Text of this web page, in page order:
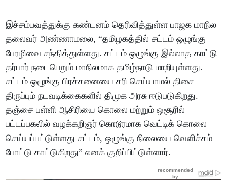
இச்சம்பவத்துக்கு கண்டனம் தெரிவித்துள்ள பாஜக மாநில
தலைவர் அண்ணாமலை, “தமிழகத்தில் சட்டம் ஒழுங்கு
பேரழிவை சந்தித்துள்ளது. சட்டம் ஒழுங்கு இல்லாத காட்டு
தர்பார் நடைபெறும் மாநிலமாக தமிழ்நாடு மாறியுள்ளது.
சட்டம் ஒழுங்கு பிரச்சனையை சரி செய்யாமல் திசை
திருப்பும் நடவடிக்கைகளில் திமுக அரசு ஈடுபடுகிறது.
தஞ்சை பள்ளி ஆசிரியை கொலை மற்றும் ஒசூரில்
பட்டப்பகலில் வழக்கறிஞர் கொடூரமாக வெட்டிக் கொலை
செய்யப்பட்டுள்ளது சட்டம், ஒழுங்கு நிலையை வெளிச்சம்
போட்டு காட்டுகிறது” எனக் குறிப்பிட்டுள்ளார்.